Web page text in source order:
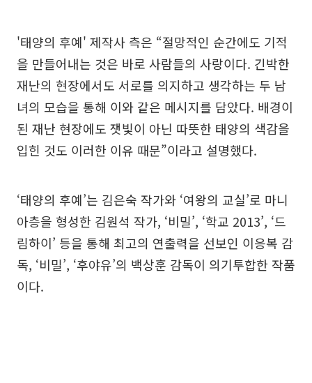
'태양의 후예' 제작사 측은 “절망적인 순간에도 기적
을 만들어내는 것은 바로 사람들의 사랑이다. 긴박한
재난의 현장에서도 서로를 의지하고 생각하는 두 남
녀의 모습을 통해 이와 같은 메시지를 담았다. 배경이
된 재난 현장에도 잿빛이 아닌 따뜻한 태양의 색감을
입힌 것도 이러한 이유 때문”이라고 설명했다.
‘태양의 후예’는 김은숙 작가와 ‘여왕의 교실’로 마니
아층을 형성한 김원석 작가, ‘비밀’, ‘학교 2013’, ‘드
림하이’ 등을 통해 최고의 연출력을 선보인 이응복 감
독, ‘비밀’, ‘후야유’의 백상훈 감독이 의기투합한 작품
이다.